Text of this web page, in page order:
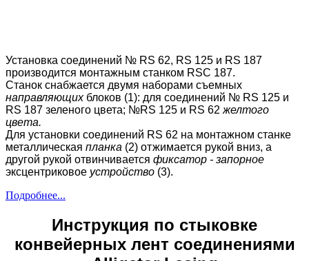
Установка соединений № RS 62, RS 125 и RS 187
производится монтажным станком RSC 187.
Станок снабжается двумя наборами съемных
направляющихблоков (1): для соединений № RS 125 и
RS 187 зеленого цвета; №RS 125 и RS 62 желтого
цвета.
Для установки соединений RS 62 на монтажном станке
металлическая планка (2) отжимается рукой вниз, а
другой рукой отвинчивается фиксатор - запорное
эксцентриковое устройство (3).
Подробнее...
Инструкция по стыковке
конвейерных лент соединениями